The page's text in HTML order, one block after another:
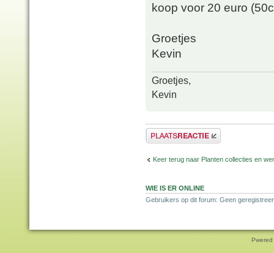
koop voor 20 euro
Groetjes
Kevin
Groetjes,
Kevin
Plaats een reactie
Keer terug naar Planten collecties en
WIE IS ER ONLINE
Gebruikers op dit forum: Geen